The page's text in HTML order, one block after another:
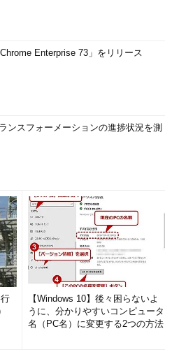
Enterprise 73」をリリース
ンスフォーメーションの進捗状況を測
【Windows 10】後々困らないよ
うに、分かりやすいコンピュータ
名（PC名）に変更する2つの方法